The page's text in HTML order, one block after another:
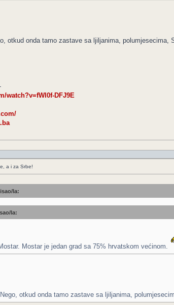
otkud onda tamo zastave sa ljiljanima, polumjesecima,
watch?v=fWI0f-DFJ9E
a i za Srbe!
la:
la:
Mostar je jedan grad sa 75% hrvatskom većinom.
otkud onda tamo zastave sa ljiljanima,